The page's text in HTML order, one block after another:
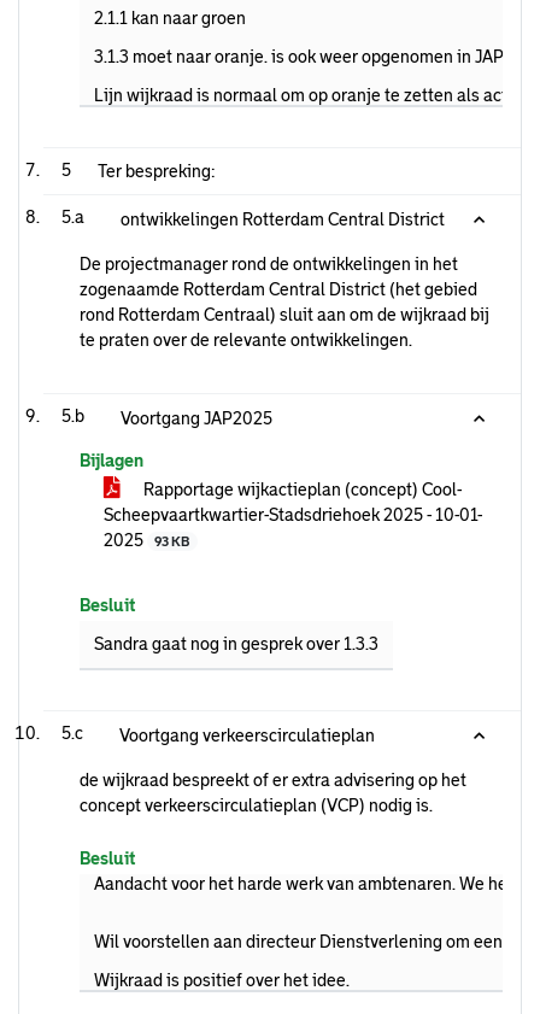
2.1.1 kan naar groen
3.1.3 moet naar oranje. is ook weer opgenomen in
Lijn wijkraad is normaal om op oranje te zetten als actie
5 Ter bespreking:
5.a ontwikkelingen Rotterdam Central District
De projectmanager rond de ontwikkelingen in het
zogenaamde Rotterdam Central District (het gebied
rond Rotterdam Centraal) sluit aan om de wijkraad bij
te praten over de relevante ontwikkelingen.
5.b Voortgang JAP2025
Bijlagen
Rapportage wijkactieplan (concept) Cool-
Scheepvaartkwartier-Stadsdriehoek 2025 - 10-01-
2025
93 KB
Besluit
Sandra gaat nog in gesprek over 1.3.3
5.c Voortgang verkeerscirculatieplan
de wijkraad bespreekt of er extra advisering op het
concept verkeerscirculatieplan (VCP) nodig is.
Besluit
Aandacht voor het harde werk van ambtenaren. We
Wil voorstellen aan directeur Dienstverlening om een
Wijkraad is positief over het idee.